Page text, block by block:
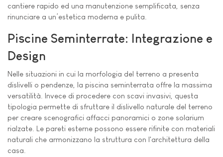
cantiere rapido ed una manutenzione semplificata, senza
rinunciare a un’estetica moderna e pulita.
Piscine Seminterrate: Integrazione e
Design
Nelle situazioni in cui la morfologia del terreno a presenta
dislivelli o pendenze, la piscina seminterrata offre la massima
versatilità. Invece di procedere con scavi invasivi, questa
tipologia permette di sfruttare il dislivello naturale del terreno
per creare scenografici affacci panoramici o zone solarium
rialzate. Le pareti esterne possono essere rifinite con materiali
naturali che armonizzano la struttura con l'architettura della
casa.